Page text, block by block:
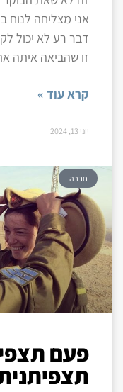
אני מצליחה לנוח
דבר רע לא יכול
זו שהביאה איתה
קרא עוד »
יוני 13, 2024
חברה
פעם